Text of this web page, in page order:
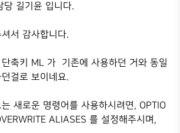
당 길기윤 입니다.
서 감사합니다.
축키 ML 가 기존에 사용하던 거와 동일
걸로 보이네요.
새로운 명령어를 사용하시려면, OPTIO
ALIASES 를 설정해주시며,